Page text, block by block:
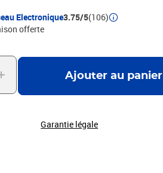
Electronique3.75/5(106)
offerte
Ajouter au panier
Garantie légale